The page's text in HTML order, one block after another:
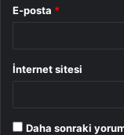
E-posta *
İnternet sitesi
Daha sonraki